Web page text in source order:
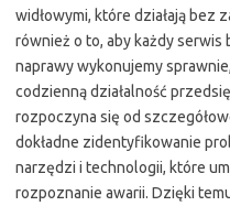
widłowymi, które działają bez
również o to, aby każdy serwis
naprawy wykonujemy
codzienną działalność
rozpoczyna się od
dokładne zidentyfikowanie
narzędzi i technologii, które
rozpoznanie awarii. Dzięki